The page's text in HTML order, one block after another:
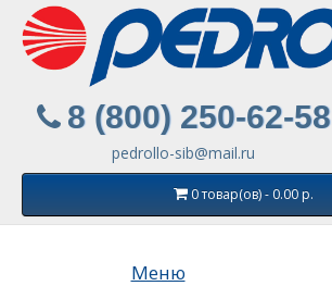
8 (800) 250-62-58
pedrollo-sib@mail.ru
0 товар(ов) - 0.00 р.
Меню